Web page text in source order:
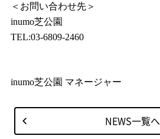
＜お問い合わせ先＞
inumo芝公園
TEL:03-6809-2460
inumo芝公園 マネージャー
NEWS一覧へ